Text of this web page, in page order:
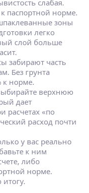
слабая.
паспортной норме.
зоны
легко
слой больше
забирают часть
Без грунта
к норме.
верхнюю
дает
расчетах «по
расход почти
у вас реально
к ним
либо
норме.